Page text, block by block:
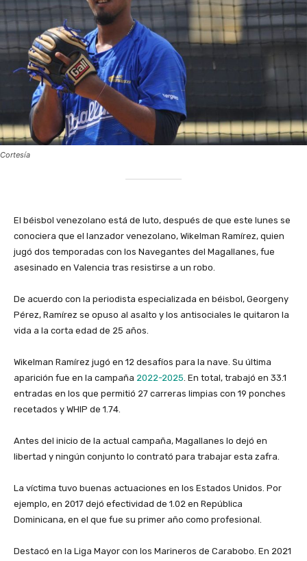
Cortesía
‎El béisbol venezolano está de luto, después de que este lunes se
conociera que el lanzador venezolano, Wikelman Ramírez, quien
jugó dos temporadas con los Navegantes del Magallanes, fue
asesinado en Valencia tras resistirse a un robo.
‎De acuerdo con la periodista especializada en béisbol, Georgeny
Pérez, Ramírez se opuso al asalto y los antisociales le quitaron la
vida a la corta edad de 25 años.
‎Wikelman Ramírez jugó en 12 desafíos para la nave. Su última
aparición fue en la campaña 2022-2025. En total, trabajó en 33.1
entradas en los que permitió 27 carreras limpias con 19 ponches
recetados y WHIP de 1.74.
‎Antes del inicio de la actual campaña, Magallanes lo dejó en
libertad y ningún conjunto lo contrató para trabajar esta zafra.
‎La víctima tuvo buenas actuaciones en los Estados Unidos. Por
ejemplo, en 2017 dejó efectividad de 1.02 en República
Dominicana, en el que fue su primer año como profesional.
‎Destacó en la Liga Mayor con los Marineros de Carabobo. En 2021